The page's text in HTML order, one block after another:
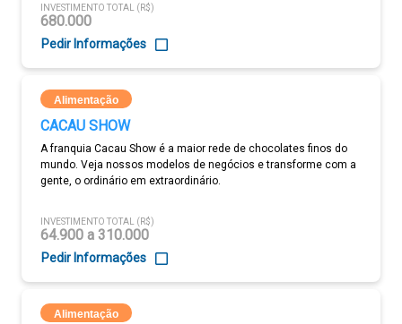
INVESTIMENTO TOTAL (R$)
680.000
Pedir Informações
Alimentação
CACAU SHOW
A franquia Cacau Show é a maior rede de chocolates finos do
mundo. Veja nossos modelos de negócios e transforme com a
gente, o ordinário em extraordinário.
INVESTIMENTO TOTAL (R$)
64.900 a 310.000
Pedir Informações
Alimentação